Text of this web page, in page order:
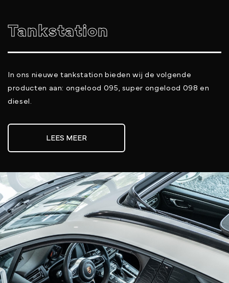
Tankstation
In ons nieuwe tankstation bieden wij de volgende
producten aan: ongelood 095, super ongelood 098 en
diesel.
LEES MEER